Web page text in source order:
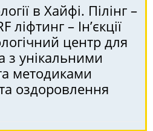
в Хайфі. Пілінг –
ліфтинг – Ін’єкції
центр для
з унікальними
методиками
оздоровлення